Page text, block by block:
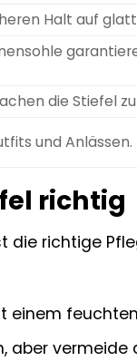
Halt auf
die Stiefel
und Anlässen.
richtig
richtige
vermeide